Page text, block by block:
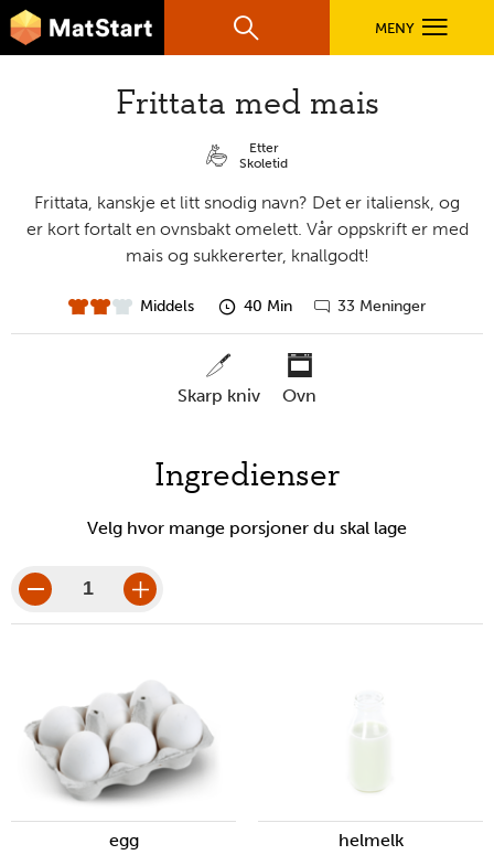
Hopp til hovedinnhold
hovednavigasjonsmobilversjon
Søk MENY
FILM
Frittata med mais
Etter
Skoletid
Frittata, kanskje et litt snodig navn? Det er italiensk, og
er kort fortalt en ovnsbakt omelett. Vår oppskrift er med
mais og sukkererter, knallgodt!
vanskelighet
Middels
forberedelsestid
40 Min
Gå
33 Meninger
skarp kniv ovn
Ingredienser
Velg hvor mange porsjoner du skal lage
porsjoner
egg
helmelk